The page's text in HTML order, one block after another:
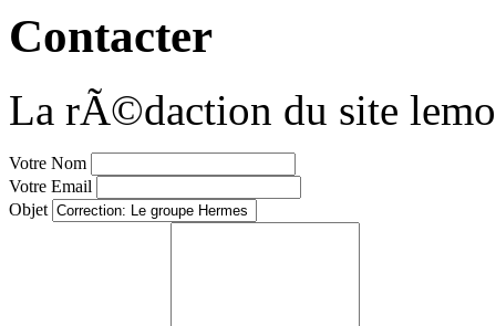
Contacter
La rÃ©daction du site
Votre Nom
Votre Email
Objet